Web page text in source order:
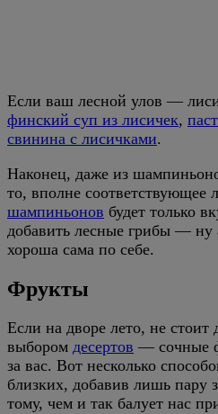
Если ваш лесной улов —
финский суп из лисичек,
свинина с лисичками.
Наконец, даже из
то, вполне соответствующее
шампиньонов будет только
добавить лесные грибы — ну
хороша сама по себе.
Фрукты
Если на дворе лето, не стоит
выбором десертов — сочные
за вас. Вот несколько
близких, добавив лишь
тому, чем и так балует нас